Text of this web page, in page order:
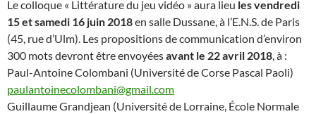
Le colloque « Littérature du jeu vidéo » aura lieu les vendredi
15 et samedi 16 juin 2018en salle Dussane, à l’E.N.S. de Paris
(45, rue d’Ulm). Les propositions de communication d’environ
300 mots devront être envoyéesavant le 22 avril 2018, à :
Paul-Antoine Colombani (Université de Corse Pascal Paoli)
paulantoinecolombani@gmail.com
Guillaume Grandjean (Université de Lorraine, École Normale